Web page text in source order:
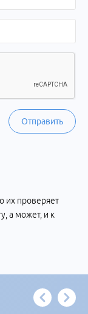
Отправить
их проверяет
а может, и к